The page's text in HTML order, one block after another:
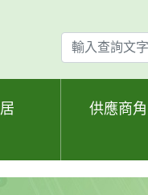
輸
入
查
供應商角